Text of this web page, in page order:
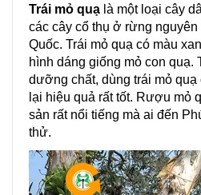
Trái mỏ quạ là một loại cây
các cây cổ thụ ở rừng
Quốc. Trái mỏ quạ có màu
hình dáng giống mỏ con quạ.
dưỡng chất, dùng trái mỏ
lại hiệu quả rất tốt. Rượu mỏ
sản rất nổi tiếng mà ai đến
thử.